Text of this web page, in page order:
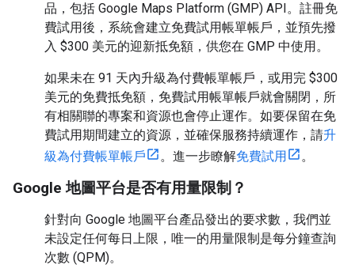
品，包括 Google Maps Platform (GMP) API。註冊免
費試用後，系統會建立免費試用帳單帳戶，並預先撥
入 $300 美元的迎新抵免額，供您在 GMP 中使用。
如果未在 91 天內升級為付費帳單帳戶，或用完 $300
美元的免費抵免額，免費試用帳單帳戶就會關閉，所
有相關聯的專案和資源也會停止運作。如要保留在免
費試用期間建立的資源，並確保服務持續運作，請升
級為付費帳單帳戶
。進一步瞭解免費試用 。
Google 地圖平台是否有用量限制？
針對向 Google 地圖平台產品發出的要求數，我們並
未設定任何每日上限，唯一的用量限制是每分鐘查詢
次數 (QPM)。